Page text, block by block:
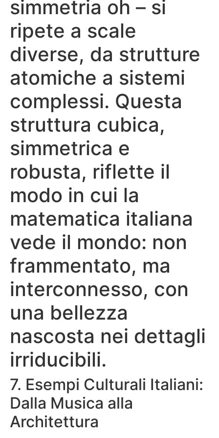
simmetria oh – si
ripete a scale
diverse, da strutture
atomiche a sistemi
complessi. Questa
struttura cubica,
simmetrica e
robusta, riflette il
modo in cui la
matematica italiana
vede il mondo: non
frammentato, ma
interconnesso, con
una bellezza
nascosta nei dettagli
irriducibili.
7. Esempi Culturali Italiani:
Dalla Musica alla
Architettura